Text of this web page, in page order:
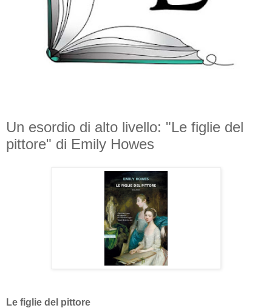
Un esordio di alto livello: "Le figlie del
pittore" di Emily Howes
Le figlie del pittore